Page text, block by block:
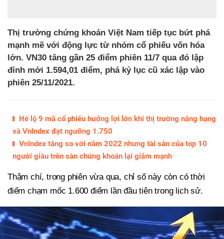
Thị trường chứng khoán Việt Nam tiếp tục bứt phá
mạnh mẽ với động lực từ nhóm cổ phiếu vốn hóa
lớn. VN30 tăng gần 25 điểm phiên 11/7 qua đó lập
đỉnh mới 1.594,01 điểm, phá kỷ lục cũ xác lập vào
phiên 25/11/2021.
Hé lộ 9 mã cổ phiếu hưởng lợi lớn khi thị trường nâng hạng
và VnIndex đạt ngưỡng 1.750
VnIndex tăng so với năm 2022 nhưng tài sản của top 10
người giàu trên sàn chứng khoán lại giảm mạnh
Thậm chí, trong phiên vừa qua, chỉ số này còn có thời
điểm chạm mốc 1.600 điểm lần đầu tiên trong lịch sử.